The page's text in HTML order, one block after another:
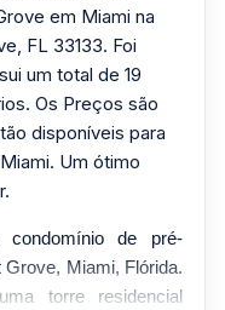
em Miami na
FL 33133. Foi
um total de 19
Os Preços são
disponíveis para
Um ótimo
de pré-
Miami, Flórida.
torre residencial